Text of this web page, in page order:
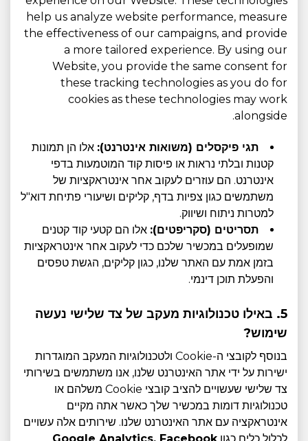
help us analyze website performance, measure
the effectiveness of our campaigns, and provide
a more tailored experience. By using our
Website, you provide the same consent for
these tracking technologies as you do for
cookies as these technologies may work
alongside.
תגי פיקסלים (משואות אינטרנט): אלו הן תמונות
קטנות ובלתי נראות או פיסות קוד המוטמעות בדפי
אינטרנט. הם עוזרים לעקוב אחר אינטראקציות של
משתמשים כגון צפיות בדף, קליקים ושיעורי פתיחת דוא"ל
למטרות ניתוח ושיווק.
תסריטים (סקריפטים): אלו הם קטעי קוד קטנים
שמופעלים במכשיר שלכם כדי לעקוב אחר אינטראקציות
בזמן אמת עם האתר שלנו, כגון קליקים, הגשת טפסים
והפעלת תוכן דינמי.
5. באילו טכנולוגיות מעקב של צד שלישי נעשה
שימוש?
בנוסף לקובצי ה-Cookie ולטכנולוגיות המעקב המוגדרות
ישירות על ידי אתר האינטרנט שלנו, אנו משתמשים בשירותי
צד שלישי שעשויים להציב קובצי Cookie משלהם או
טכנולוגיות דומות במכשיר שלך כאשר אתה מקיים
אינטראקציה עם אתר האינטרנט שלנו. שירותים אלה עשויים